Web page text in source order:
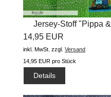
Jersey-Stoff "Pippa &
Arved...
14,95 EUR
inkl. MwSt. zzgl. Versand
14,95 EUR pro Stück
Details